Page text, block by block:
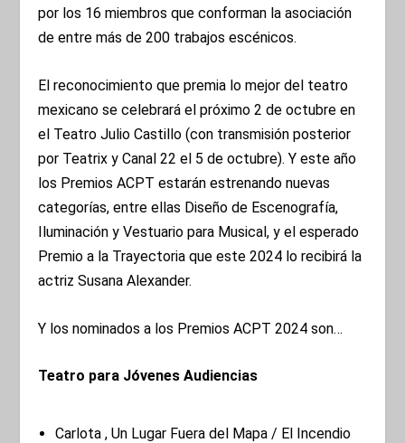
por los 16 miembros que conforman la asociación
de entre más de 200 trabajos escénicos.
El reconocimiento que premia lo mejor del teatro
mexicano se celebrará el próximo 2 de octubre en
el Teatro Julio Castillo (con transmisión posterior
por Teatrix y Canal 22 el 5 de octubre). Y este año
los Premios ACPT estarán estrenando nuevas
categorías, entre ellas Diseño de Escenografía,
Iluminación y Vestuario para Musical, y el esperado
Premio a la Trayectoria que este 2024 lo recibirá la
actriz Susana Alexander.
Y los nominados a los Premios ACPT 2024 son…
Teatro para Jóvenes Audiencias
Carlota , Un Lugar Fuera del Mapa / El Incendio